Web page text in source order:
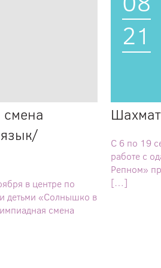
в центре по
детьми «Солнышко в
смена
21
С 6 по 19
работе с
Репном»
[…]